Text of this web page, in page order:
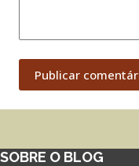
Publicar
SOBRE O BLOG